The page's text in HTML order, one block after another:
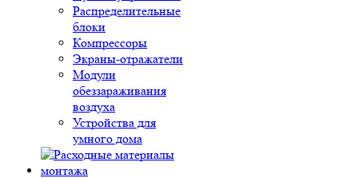
Распределительные
блоки
Компрессоры
Экраны-отражатели
Модули
обеззараживания
воздуха
Устройства для
умного дома